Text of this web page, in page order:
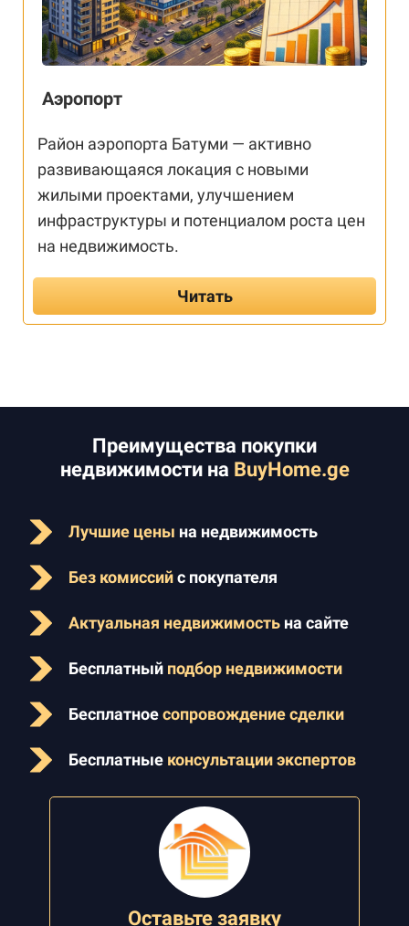
Аэропорт
Район аэропорта Батуми — активно
развивающаяся локация с новыми
жилыми проектами, улучшением
инфраструктуры и потенциалом роста цен
на недвижимость.
Читать
Преимущества покупки
недвижимости на BuyHome.ge
Лучшие цены на недвижимость
Без комиссийс покупателя
Актуальная недвижимость на сайте
Бесплатный подбор недвижимости
Бесплатноесопровождение сделки
Бесплатные консультации экспертов
Оставьте заявку